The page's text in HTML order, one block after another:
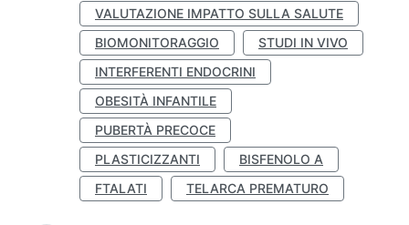
VALUTAZIONE IMPATTO SULLA SALUTE
BIOMONITORAGGIO
STUDI IN VIVO
INTERFERENTI ENDOCRINI
OBESITÀ INFANTILE
PUBERTÀ PRECOCE
PLASTICIZZANTI
BISFENOLO A
FTALATI
TELARCA PREMATURO